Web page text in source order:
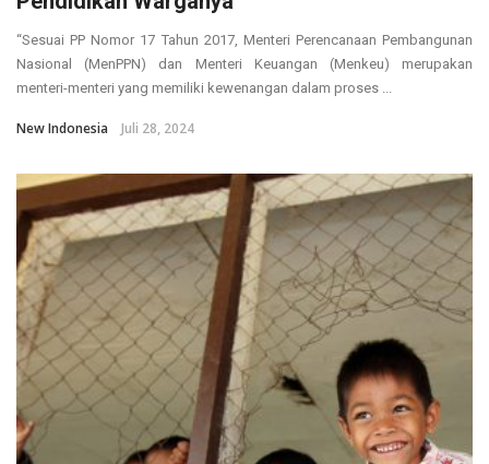
“Sesuai PP Nomor 17 Tahun 2017, Menteri Perencanaan Pembangunan
Nasional (MenPPN) dan Menteri Keuangan (Menkeu) merupakan
menteri-menteri yang memiliki kewenangan dalam proses ...
New Indonesia Juli 28, 2024